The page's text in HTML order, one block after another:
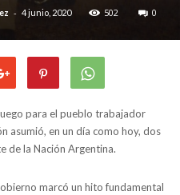
- 4 junio, 2020 502 0
para el pueblo trabajador
asumió, en un día como hoy, dos
de la Nación Argentina.
marcó un hito fundamental